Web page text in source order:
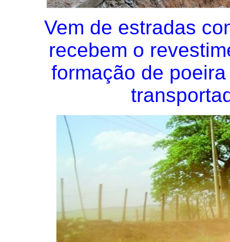
Vem de estradas
recebem o
formação de